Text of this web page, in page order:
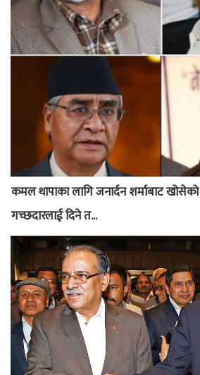
कमल थापाका लागि जनार्दन शर्माबाट
गच्छदारलाई दिने त...